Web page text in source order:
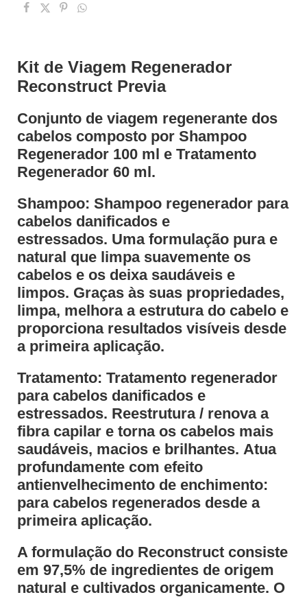
Kit de Viagem Regenerador
Reconstruct Previa
Conjunto de viagem regenerante dos
cabelos composto por Shampoo
Regenerador 100 ml e Tratamento
Regenerador 60 ml.
Shampoo: Shampoo regenerador para
cabelos danificados e
estressados. Uma formulação pura e
natural que limpa suavemente os
cabelos e os deixa saudáveis e
limpos. Graças às suas propriedades,
limpa, melhora a estrutura do cabelo e
proporciona resultados visíveis desde
a primeira aplicação.
Tratamento: Tratamento regenerador
para cabelos danificados e
estressados. Reestrutura / renova a
fibra capilar e torna os cabelos mais
saudáveis, macios e brilhantes. Atua
profundamente com efeito
antienvelhecimento de enchimento:
para cabelos regenerados desde a
primeira aplicação.
A formulação do Reconstruct consiste
em 97,5% de ingredientes de origem
natural e cultivados organicamente. O